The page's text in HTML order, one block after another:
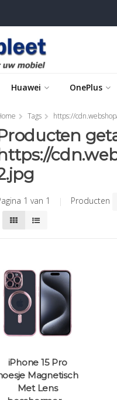
Huawei OnePlus
Tags https://
https://
1 van 1 | Producten
iPhone 15 Pro
Magnetisch
Met Lens